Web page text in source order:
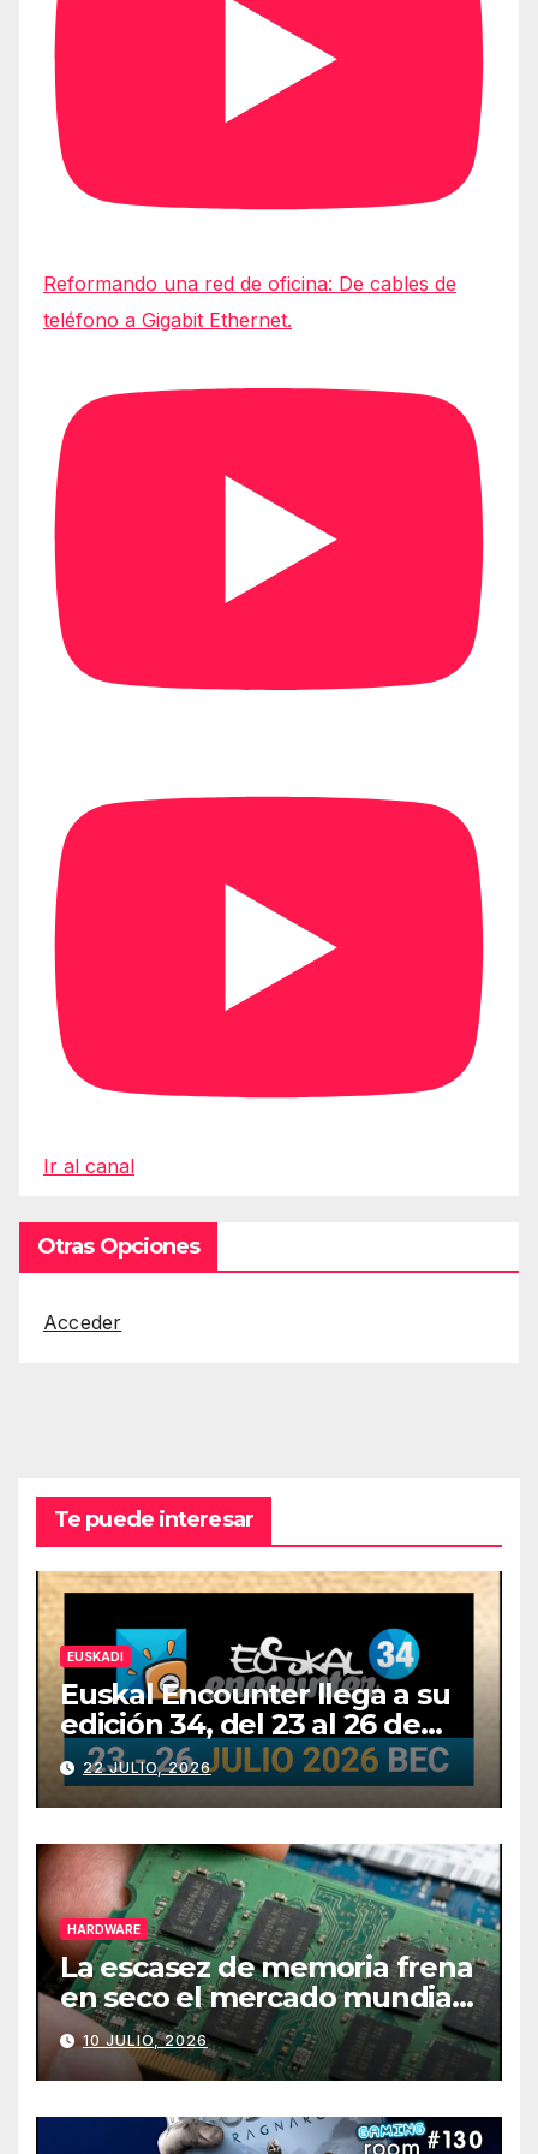
Reformando una red de oficina: De cables de
teléfono a Gigabit Ethernet.
Ir al canal
Otras Opciones
Acceder
Te puede interesar
EUSKADI
Euskal Encounter llega a su
edición 34, del 23 al 26 de
julio
22 JULIO, 2026
HARDWARE
La escasez de memoria frena
en seco el mercado mundial
de PCs
10 JULIO, 2026